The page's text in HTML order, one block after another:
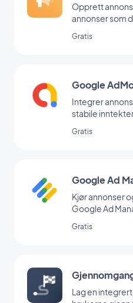
Opprett
annonser som
Gratis
Google
Integrer
stabile
Gratis
Google Ad
Kjør annonser
Google Ad
Gratis
Lag en